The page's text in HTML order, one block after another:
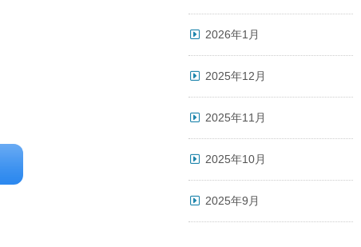
2026年1月
2025年12月
2025年11月
2025年10月
2025年9月